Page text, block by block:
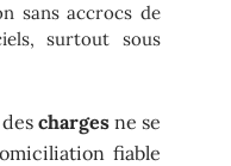
sans accrocs de
surtout sous
chargesne se
fiable